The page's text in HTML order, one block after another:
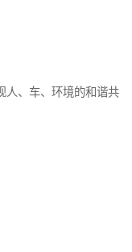
人、车、环境的和谐共